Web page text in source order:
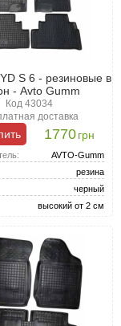
S 6 - резиновые в
- Avto Gumm
Код 43034
доставка
1770грн
AVTO-Gumm
резина
черный
высокий от 2 см